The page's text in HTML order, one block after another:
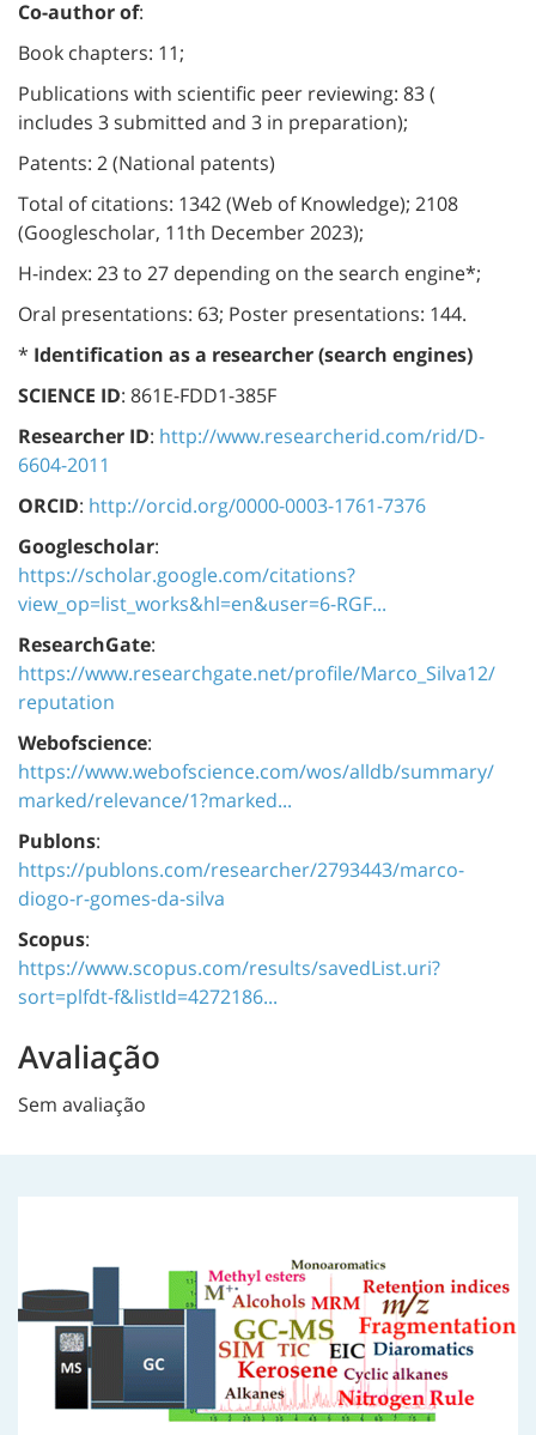
Co-author of:
Book chapters: 11;
Publications with scientific peer reviewing: 83 (
includes 3 submitted and 3 in preparation);
Patents: 2 (National patents)
Total of citations: 1342 (Web of Knowledge); 2108
(Googlescholar, 11th December 2023);
H-index: 23 to 27 depending on the search engine*;
Oral presentations: 63; Poster presentations: 144.
* Identification as a researcher (search engines)
SCIENCE ID: 861E-FDD1-385F
Researcher ID: http://www.researcherid.com/rid/D-
6604-2011
ORCID: http://orcid.org/0000-0003-1761-7376
Googlescholar:
https://scholar.google.com/citations?
view_op=list_works&hl=en&user=6-RGF...
ResearchGate:
https://www.researchgate.net/profile/Marco_Silva12/
reputation
Webofscience:
https://www.webofscience.com/wos/alldb/summary/
marked/relevance/1?marked...
Publons:
https://publons.com/researcher/2793443/marco-
diogo-r-gomes-da-silva
Scopus:
https://www.scopus.com/results/savedList.uri?
sort=plfdt-f&listId=4272186...
Avaliação
Sem avaliação